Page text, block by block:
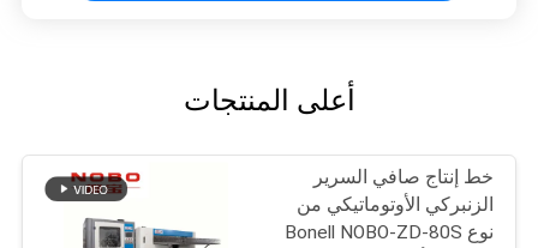
أعلى المنتجات
خط إنتاج صافي السرير
الزنبركي الأوتوماتيكي من
نوع Bonell NOBO-ZD-80S